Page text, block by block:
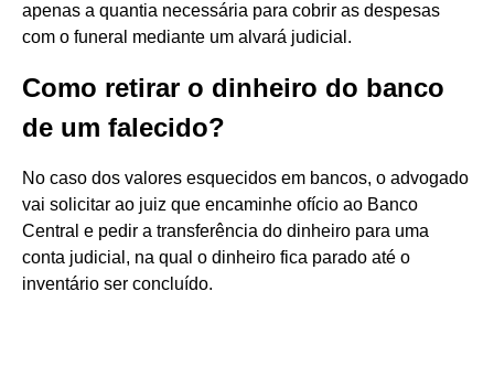
apenas a quantia necessária para cobrir as despesas
com o funeral mediante um alvará judicial.
Como retirar o dinheiro do banco
de um falecido?
No caso dos valores esquecidos em bancos, o advogado
vai solicitar ao juiz que encaminhe ofício ao Banco
Central e pedir a transferência do dinheiro para uma
conta judicial, na qual o dinheiro fica parado até o
inventário ser concluído.